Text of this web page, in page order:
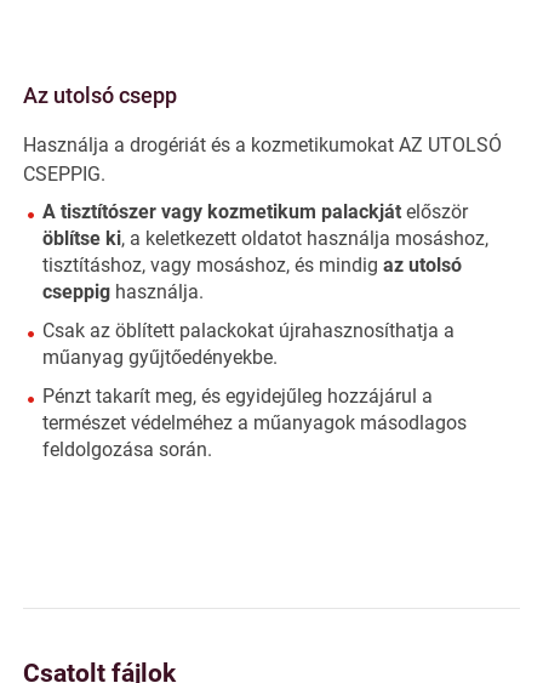
Az utolsó csepp
Használja a drogériát és a kozmetikumokat AZ UTOLSÓ
CSEPPIG.
A tisztítószer vagy kozmetikum palackját először
öblítse ki, a keletkezett oldatot használja mosáshoz,
tisztításhoz, vagy mosáshoz, és mindig az utolsó
cseppig használja.
Csak az öblített palackokat újrahasznosíthatja a
műanyag gyűjtőedényekbe.
Pénzt takarít meg, és egyidejűleg hozzájárul a
természet védelméhez a műanyagok másodlagos
feldolgozása során.
Csatolt fájlok